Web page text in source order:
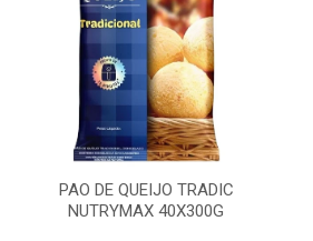
PAO DE QUEIJO TRADIC
NUTRYMAX 40X300G